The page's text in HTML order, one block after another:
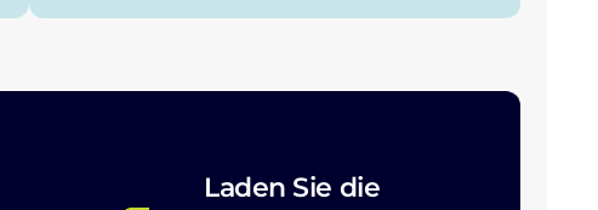
Laden Sie die